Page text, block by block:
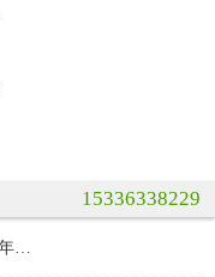
15336338229